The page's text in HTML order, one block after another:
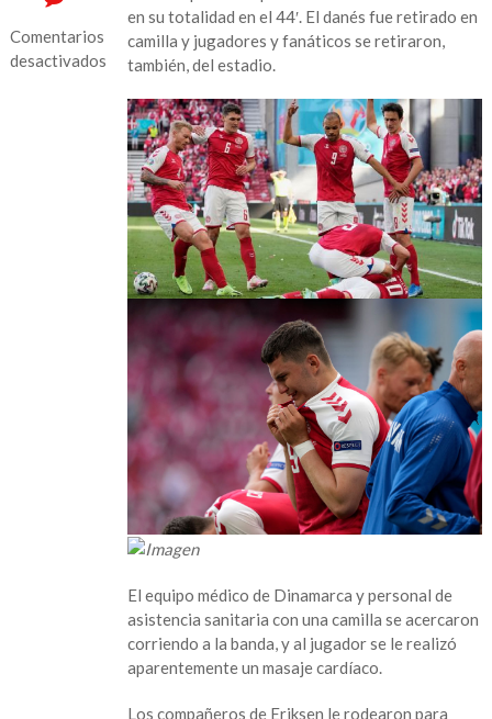
Comentarios
desactivados
en su totalidad en el 44′. El danés fue retirado en
camilla y jugadores y fanáticos se retiraron,
también, del estadio.
El equipo médico de Dinamarca y personal de
asistencia sanitaria con una camilla se acercaron
corriendo a la banda, y al jugador se le realizó
aparentemente un masaje cardíaco.
Los compañeros de Eriksen le rodearon para